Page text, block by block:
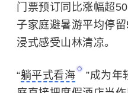
门票预订同比涨幅超
子家庭避暑游平均停
浸式感受山林清凉。
“躺平式看海
”成为年